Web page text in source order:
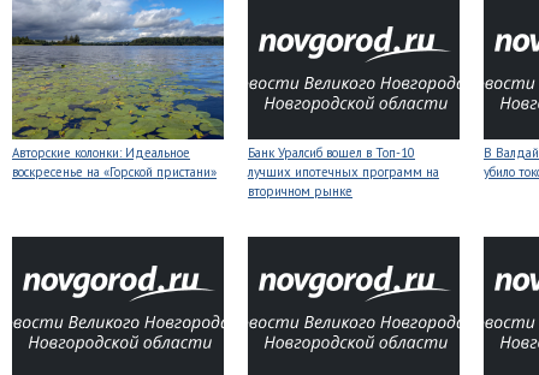
Авторские колонки: Идеальное
воскресенье на «Горской пристани»
Банк Уралсиб вошел в Топ-10
лучших ипотечных программ на
вторичном рынке
В
убило